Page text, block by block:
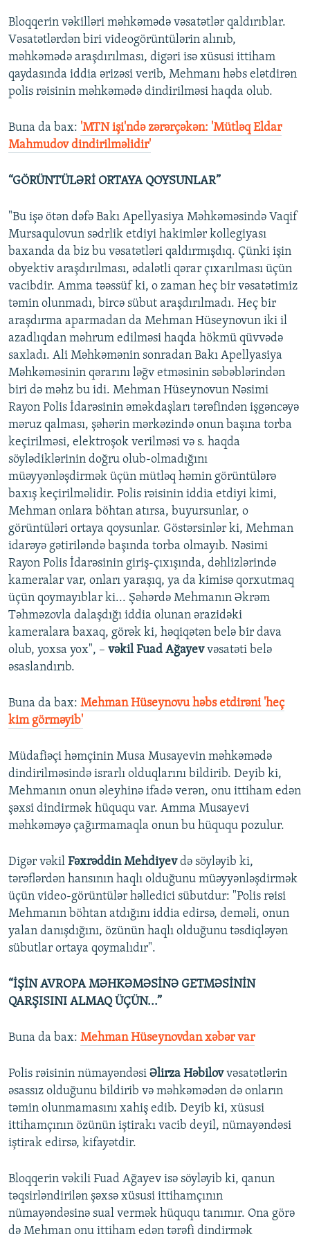
Bloqqerin vəkilləri məhkəmədə vəsatətlər qaldırıblar.
Vəsatətlərdən biri videogörüntülərin alınıb,
məhkəmədə araşdırılması, digəri isə xüsusi ittiham
qaydasında iddia ərizəsi verib, Mehmanı həbs elətdirən
polis rəisinin məhkəmədə dindirilməsi haqda olub.
Buna da bax: 'MTN işi'ndə zərərçəkən: 'Mütləq Eldar
Mahmudov dindirilməlidir'
“GÖRÜNTÜLƏRİ ORTAYA QOYSUNLAR”
"Bu işə ötən dəfə Bakı Apellyasiya Məhkəməsində Vaqif
Mursaqulovun sədrlik etdiyi hakimlər kollegiyası
baxanda da biz bu vəsatətləri qaldırmışdıq. Çünki işin
obyektiv araşdırılması, ədalətli qərar çıxarılması üçün
vacibdir. Amma təəssüf ki, o zaman heç bir vəsatətimiz
təmin olunmadı, bircə sübut araşdırılmadı. Heç bir
araşdırma aparmadan da Mehman Hüseynovun iki il
azadlıqdan məhrum edilməsi haqda hökmü qüvvədə
saxladı. Ali Məhkəmənin sonradan Bakı Apellyasiya
Məhkəməsinin qərarını ləğv etməsinin səbəblərindən
biri də məhz bu idi. Mehman Hüseynovun Nəsimi
Rayon Polis İdarəsinin əməkdaşları tərəfindən işgəncəyə
məruz qalması, şəhərin mərkəzində onun başına torba
keçirilməsi, elektroşok verilməsi və s. haqda
söylədiklərinin doğru olub-olmadığını
müəyyənləşdirmək üçün mütləq həmin görüntülərə
baxış keçirilməlidir. Polis rəisinin iddia etdiyi kimi,
Mehman onlara böhtan atırsa, buyursunlar, o
görüntüləri ortaya qoysunlar. Göstərsinlər ki, Mehman
idarəyə gətiriləndə başında torba olmayıb. Nəsimi
Rayon Polis İdarəsinin giriş-çıxışında, dəhlizlərində
kameralar var, onları yaraşıq, ya da kimisə qorxutmaq
üçün qoymayıblar ki... Şəhərdə Mehmanın Əkrəm
Təhməzovla dalaşdığı iddia olunan ərazidəki
kameralara baxaq, görək ki, həqiqətən belə bir dava
olub, yoxsa yox", – vəkil Fuad Ağayevvəsatəti belə
əsaslandırıb.
Buna da bax: Mehman Hüseynovu həbs etdirəni 'heç
kim görməyib'
Müdafiəçi həmçinin Musa Musayevin məhkəmədə
dindirilməsində israrlı olduqlarını bildirib. Deyib ki,
Mehmanın onun əleyhinə ifadə verən, onu ittiham edən
şəxsi dindirmək hüququ var. Amma Musayevi
məhkəməyə çağırmamaqla onun bu hüququ pozulur.
Digər vəkil Fəxrəddin Mehdiyevdə söyləyib ki,
tərəflərdən hansının haqlı olduğunu müəyyənləşdirmək
üçün video-görüntülər həlledici sübutdur: "Polis rəisi
Mehmanın böhtan atdığını iddia edirsə, deməli, onun
yalan danışdığını, özünün haqlı olduğunu təsdiqləyən
sübutlar ortaya qoymalıdır".
“İŞİN AVROPA MƏHKƏMƏSİNƏ GETMƏSİNİN
QARŞISINI ALMAQ ÜÇÜN...”
Buna da bax: Mehman Hüseynovdan xəbər var
Polis rəisinin nümayəndəsi Əlirza Həbilovvəsatətlərin
əsassız olduğunu bildirib və məhkəmədən də onların
təmin olunmamasını xahiş edib. Deyib ki, xüsusi
ittihamçının özünün iştirakı vacib deyil, nümayəndəsi
iştirak edirsə, kifayətdir.
Bloqqerin vəkili Fuad Ağayev isə söyləyib ki, qanun
təqsirləndirilən şəxsə xüsusi ittihamçının
nümayəndəsinə sual vermək hüququ tanımır. Ona görə
də Mehman onu ittiham edən tərəfi dindirmək